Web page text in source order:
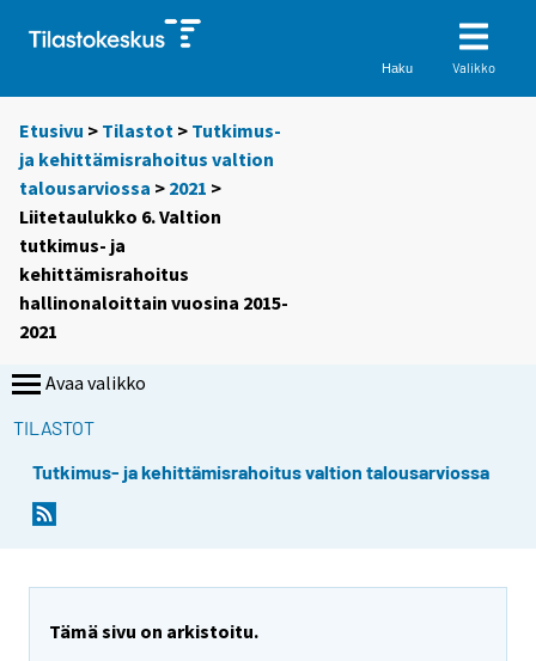
Haku Valikko
Etusivu > Tilastot > Tutkimus-
ja kehittämisrahoitus valtion
talousarviossa > 2021 >
Liitetaulukko 6. Valtion
tutkimus- ja
kehittämisrahoitus
hallinonaloittain vuosina 2015-
2021
Avaa valikko
TILASTOT
Tutkimus- ja kehittämisrahoitus valtion talousarviossa
Tämä sivu on arkistoitu.